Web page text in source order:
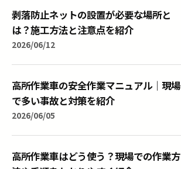
剥落防止ネットの設置が必要な場所と
は？施工方法と注意点を紹介
2026/06/12
高所作業車の安全作業マニュアル｜現場
で多い事故と対策を紹介
2026/06/05
高所作業車はどう使う？現場での作業方